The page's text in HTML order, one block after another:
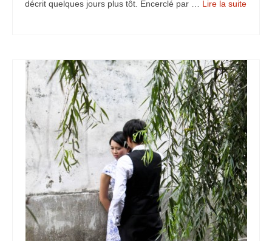
décrit quelques jours plus tôt. Encerclé par … Lire la suite­­